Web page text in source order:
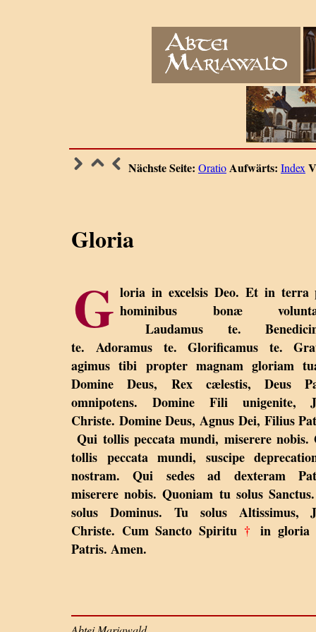
Nächste Seite: OratioAufwärts: Index
Gloria
G loria in excelsis Deo. Et in terra
hominibus bonæ
Laudamus te.
te. Adoramus te. Glorificamus te.
agimus tibi propter magnam gloriam
Domine Deus, Rex cælestis, Deus
omnipotens. Domine Fili unigenite,
Christe. Domine Deus, Agnus Dei, Filius
Qui tollis peccata mundi, miserere nobis.
tollis peccata mundi, suscipe
nostram. Qui sedes ad dexteram
miserere nobis. Quoniam tu solus
solus Dominus. Tu solus Altissimus,
Christe. Cum Sancto Spiritu † in gloria
Patris. Amen.